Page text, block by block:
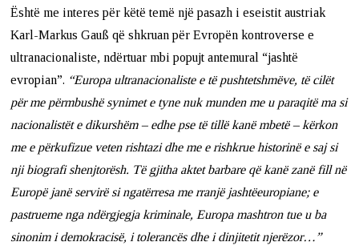
Është me interes për këtë temë një pasazh i eseistit austriak
Karl-Markus Gauß që shkruan për Evropën kontroverse e
ultranacionaliste, ndërtuar mbi popujt antemural “jashtë
evropian”. “Europa ultranacionaliste e të pushtetshmëve, të cilët
për me përmbushë synimet e tyne nuk munden me u paraqitë ma si
nacionalistët e dikurshëm – edhe pse të tillë kanë mbetë – kërkon
me e përkufizue veten rishtazi dhe me e rishkrue historinë e saj si
nji biografi shenjtorësh. Të gjitha aktet barbare që kanë zanë fill në
Europë janë servirë si ngatërresa me rranjë jashtëeuropiane; e
pastrueme nga ndërgjegja kriminale, Europa mashtron tue u ba
sinonim i demokracisë, i tolerancës dhe i dinjitetit njerëzor…”